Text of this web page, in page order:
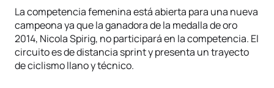
La competencia femenina está abierta para una nueva
campeona ya que la ganadora de la medalla de oro
2014, Nicola Spirig, no participará en la competencia. El
circuito es de distancia sprint y presenta un trayecto
de ciclismo llano y técnico.